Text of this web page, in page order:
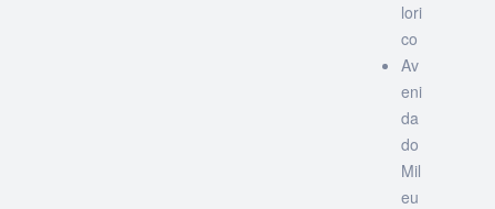
lori
co
Av
eni
da
do
Mil
eu